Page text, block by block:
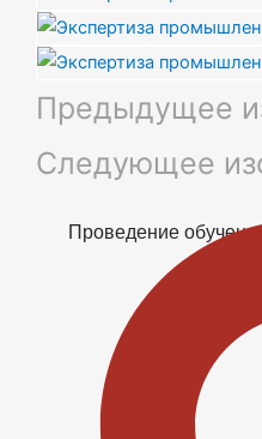
Предыдущее
Следующее
Проведение